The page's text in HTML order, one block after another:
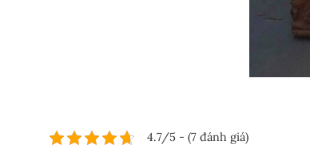
4.7/5 - (7 đánh giá)